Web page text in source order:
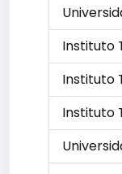
Instituto
Instituto
Instituto